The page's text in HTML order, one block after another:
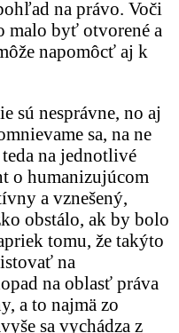
na právo. Voči
malo byť otvorené a
napomôcť aj k
sú nesprávne, no aj
sa, na ne
na jednotlivé
o humanizujúcom
a vznešený,
obstálo, ak by bolo
tomu, že takýto
na
na oblasť práva
a to najmä zo
sa vychádza z